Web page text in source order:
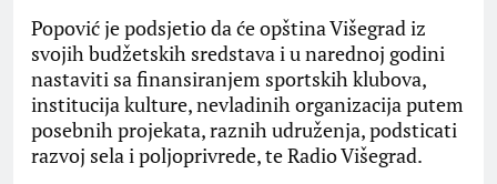
Popović je podsjetio da će opština Višegrad iz
svojih budžetskih sredstava i u narednoj godini
nastaviti sa finansiranjem sportskih klubova,
institucija kulture, nevladinih organizacija putem
posebnih projekata, raznih udruženja, podsticati
razvoj sela i poljoprivrede, te Radio Višegrad.